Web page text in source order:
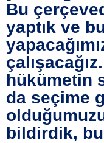
Bu
yaptık ve
hükümetin
da seçime
bildirdik,